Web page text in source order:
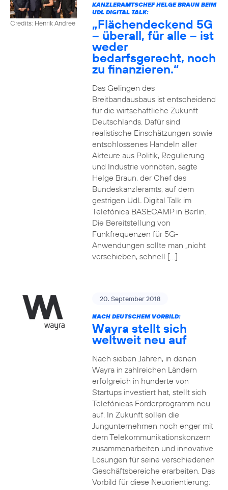
Credits: Henrik Andree
KANZLERAMTSCHEF HELGE BRAUN BEIM
UDL DIGITAL TALK:
„Flächendeckend 5G
– überall, für alle – ist
weder
bedarfsgerecht, noch
zu finanzieren.“
Das Gelingen des
Breitbandausbaus ist entscheidend
für die wirtschaftliche Zukunft
Deutschlands. Dafür sind
realistische Einschätzungen sowie
entschlossenes Handeln aller
Akteure aus Politik, Regulierung
und Industrie vonnöten, sagte
Helge Braun, der Chef des
Bundeskanzleramts, auf dem
gestrigen UdL Digital Talk im
Telefónica BASECAMP in Berlin.
Die Bereitstellung von
Funkfrequenzen für 5G-
Anwendungen sollte man „nicht
verschieben, schnell […]
20. September 2018
NACH DEUTSCHEM VORBILD:
Wayra stellt sich
weltweit neu auf
Nach sieben Jahren, in denen
Wayra in zahlreichen Ländern
erfolgreich in hunderte von
Startups investiert hat, stellt sich
Telefónicas Förderprogramm neu
auf. In Zukunft sollen die
Jungunternehmen noch enger mit
dem Telekommunikationskonzern
zusammenarbeiten und innovative
Lösungen für seine verschiedenen
Geschäftsbereiche erarbeiten. Das
Vorbild für diese Neuorientierung: